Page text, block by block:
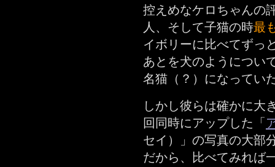
控えめなケロちゃんの
人、そして子猫の時最
イボリーに比べてずっ
あとを犬のようについ
名猫（？）になってい
しかし彼らは確かに大
回同時にアップした「
セイ）」の写真の大部
だから、比べてみれば